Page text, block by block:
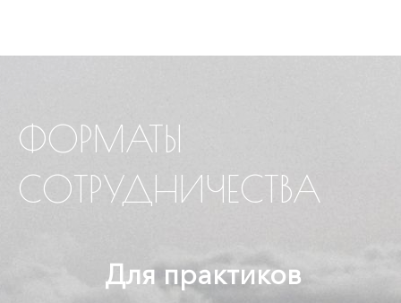
ФОРМАТЫ
СОТРУДНИЧЕСТВА
Для практиков